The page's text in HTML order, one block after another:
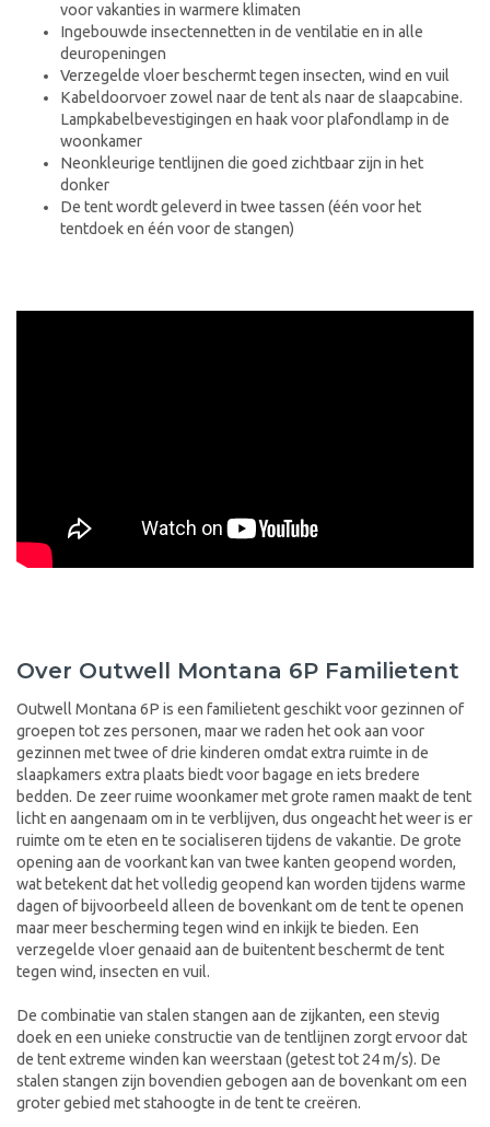
voor vakanties in warmere klimaten
Ingebouwde insectennetten in de ventilatie en in alle
deuropeningen
Verzegelde vloer beschermt tegen insecten, wind en vuil
Kabeldoorvoer zowel naar de tent als naar de slaapcabine.
Lampkabelbevestigingen en haak voor plafondlamp in de
woonkamer
Neonkleurige tentlijnen die goed zichtbaar zijn in het
donker
De tent wordt geleverd in twee tassen (één voor het
tentdoek en één voor de stangen)
Over Outwell Montana 6P Familietent
Outwell Montana 6P is een familietent geschikt voor gezinnen of
groepen tot zes personen, maar we raden het ook aan voor
gezinnen met twee of drie kinderen omdat extra ruimte in de
slaapkamers extra plaats biedt voor bagage en iets bredere
bedden. De zeer ruime woonkamer met grote ramen maakt de tent
licht en aangenaam om in te verblijven, dus ongeacht het weer is er
ruimte om te eten en te socialiseren tijdens de vakantie. De grote
opening aan de voorkant kan van twee kanten geopend worden,
wat betekent dat het volledig geopend kan worden tijdens warme
dagen of bijvoorbeeld alleen de bovenkant om de tent te openen
maar meer bescherming tegen wind en inkijk te bieden. Een
verzegelde vloer genaaid aan de buitentent beschermt de tent
tegen wind, insecten en vuil.
De combinatie van stalen stangen aan de zijkanten, een stevig
doek en een unieke constructie van de tentlijnen zorgt ervoor dat
de tent extreme winden kan weerstaan (getest tot 24 m/s). De
stalen stangen zijn bovendien gebogen aan de bovenkant om een
groter gebied met stahoogte in de tent te creëren.